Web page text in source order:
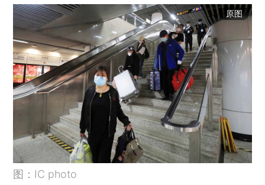
微软690亿美元收购动视暴雪受阻
钟南山：99%感染者可在7-10天完全恢复
李兰娟：无症状感染不是病人
市场监管总局对哄抬连花清瘟药品价格进行核查处理
11月CPI同比涨幅回落至1.6%，因受基数走高影响
国务院联防联控机制：保持孕产妇、儿童急诊急救绿色通道畅通
北京12月8日新增新冠1185+1488例 其中社会面191例
12月8日上海新增28+303例新冠
原图
图：IC photo